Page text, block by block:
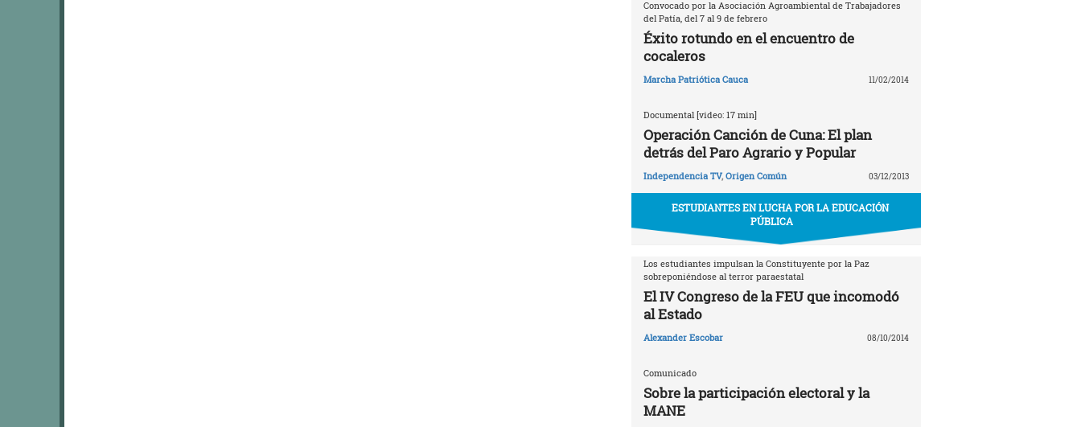
Convocado por la Asociación Agroambiental de Trabajadores
del Patía, del 7 al 9 de febrero
Éxito rotundo en el encuentro de
cocaleros
Marcha Patriótica Cauca 11/02/2014
Documental [video: 17 min]
Operación Canción de Cuna: El plan
detrás del Paro Agrario y Popular
Independencia TV, Origen Común 03/12/2013
ESTUDIANTES EN LUCHA POR LA EDUCACIÓN
PÚBLICA
Los estudiantes impulsan la Constituyente por la Paz
sobreponiéndose al terror paraestatal
El IV Congreso de la FEU que incomodó
al Estado
Alexander Escobar 08/10/2014
Comunicado
Sobre la participación electoral y la
MANE